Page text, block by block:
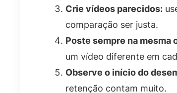
Crie vídeos parecidos:
comparação ser justa.
Poste sempre na mesma
um vídeo diferente em
Observe o início do
retenção contam muito.